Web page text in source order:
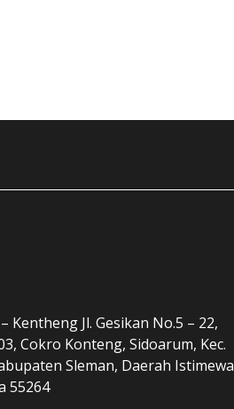
Kentheng Jl. Gesikan No.5 – 22,
Cokro Konteng, Sidoarum, Kec.
Sleman, Daerah Istimewa
55264